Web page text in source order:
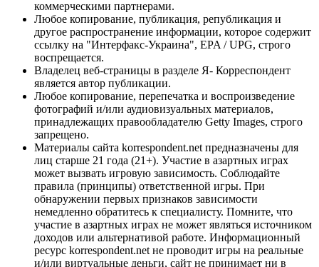
коммерческими партнерами.
Любое копирование, публикация, републикация и
другое распространение информации, которое содержит
ссылку на "Интерфакс-Украина", EPA / UPG, строго
воспрещается.
Владелец веб-страницы в разделе Я- Корреспондент
является автор публикации.
Любое копирование, перепечатка и воспроизведение
фотографий и/или аудиовизуальных материалов,
принадлежащих правообладателю Getty Images, строго
запрещено.
Материалы сайта korrespondent.net предназначены для
лиц старше 21 года (21+). Участие в азартных играх
может вызвать игровую зависимость. Соблюдайте
правила (принципы) ответственной игры. При
обнаружении первых признаков зависимости
немедленно обратитесь к специалисту. Помните, что
участие в азартных играх не может являться источником
доходов или альтернативой работе. Информационный
ресурс korrespondent.net не проводит игры на реальные
и/или виртуальные деньги, сайт не принимает ни в